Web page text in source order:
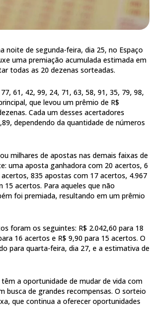
noite de segunda-feira, dia 25, no Espaço
uma premiação acumulada estimada em
todas as 20 dezenas sorteadas.
61, 42, 99, 24, 71, 63, 58, 91, 35, 79, 98,
que levou um prêmio de R$
Cada um desses acertadores
dependendo da quantidade de números
milhares de apostas nas demais faixas de
uma aposta ganhadora com 20 acertos, 6
835 apostas com 17 acertos, 4.967
acertos. Para aqueles que não
foi premiada, resultando em um prêmio
foram os seguintes: R$ 2.042,60 para 18
16 acertos e R$ 9,90 para 15 acertos. O
para quarta-feira, dia 27, e a estimativa de
a oportunidade de mudar de vida com
busca de grandes recompensas. O sorteio
que continua a oferecer oportunidades